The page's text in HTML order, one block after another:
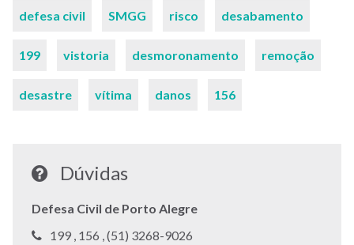
Palavras-
defesa civil SMGG risco desabamento
199 vistoria desmoronamento remoção
desastre vítima danos 156
Dúvidas
Defesa Civil de Porto Alegre
Telefone:
199 , Telefone:
156 ,Telefone:
(51) 3268-9026